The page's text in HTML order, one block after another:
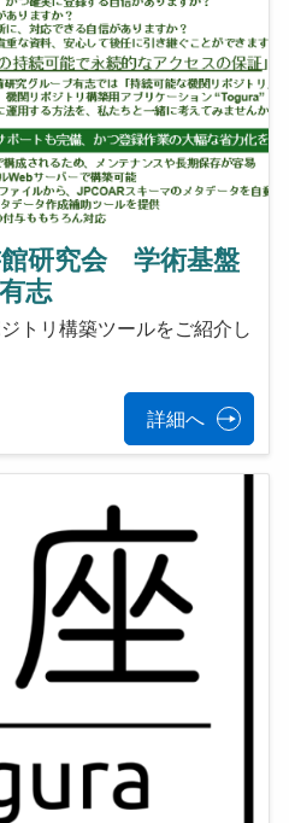
館研究会 学術基盤
志
トリ構築ツールをご紹介し
詳細へ